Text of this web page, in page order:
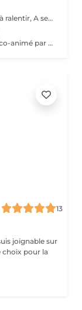
Soin signature - Rituel premier Une invitation à ralentir, A se reconnecter à son corps, A sa féminité, Et à sa profondeur intérieure. Le Rituel Féminin Sacré est un massage émotionnel réconfortant et enveloppant, aux manuvres lentes et ondulantes, conçu comme un véritable voyage intérieur. Ce soin signature est co-animé par deux expertes: ' Une praticienne en massage bien-être ' Une sophrologue certifiée Pour une approche globale du corps, des émotions et de la conscience. Une huile neutre naturelle accompagne le rituel pour sublimer la peau et soutenir la dimension symbolique du soin . Le rituel se clôture par un accueil des ressentis et échange. Pour toute information complémentaire ou réservation ce soin , je vous invite à me contacter.
Le rituel Force & Vitalité Ce soin signature est co-animé par deux expertes: ' Une praticienne en massage bien-être ' Une sophrologue certifiée Pour une approche globale du corps, des émotions et de la conscience. C'est un soin global qui agit à la fois sur le corps et l'esprit. Il associe des techniques de massage profondes pour libérer les tensions et relancer l'énergie, à des exercices de respiration et de relaxation guidée pour apaiser le mental et renforcer l'ancrage. Cette synergie unique permet de retrouver force, équilibre intérieur et clarté, tout en offrant une sensation durable de bien-être et de vitalité. Pour toute information complémentaire ou réservation ce soin , je vous invite à me contacter.
13